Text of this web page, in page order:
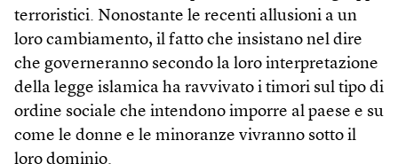
terroristici. Nonostante le recenti allusioni a un
loro cambiamento, il fatto che insistano nel dire
che governeranno secondo la loro interpretazione
della legge islamica ha ravvivato i timori sul tipo di
ordine sociale che intendono imporre al paese e su
come le donne e le minoranze vivranno sotto il
loro dominio.